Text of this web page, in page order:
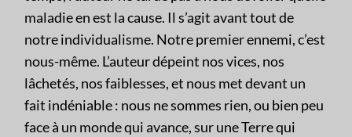
maladie en est la cause. Il s’agit avant tout de
notre individualisme. Notre premier ennemi, c’est
nous-même. L’auteur dépeint nos vices, nos
lâchetés, nos faiblesses, et nous met devant un
fait indéniable : nous ne sommes rien, ou bien peu
face à un monde qui avance, sur une Terre qui